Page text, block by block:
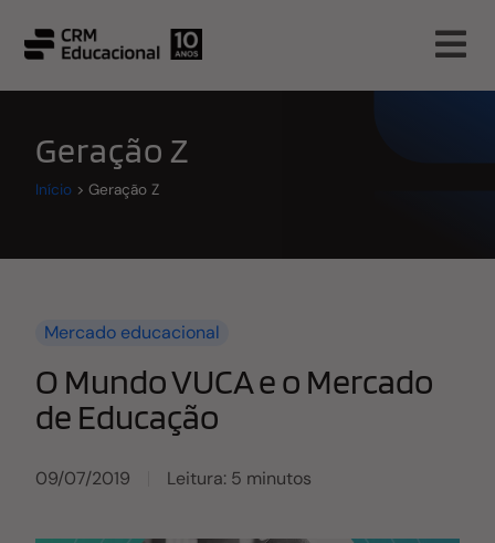
Geração Z
Início >Geração Z
Mercado educacional
O Mundo VUCA e o Mercado
de Educação
09/07/2019 Leitura: 5 minutos